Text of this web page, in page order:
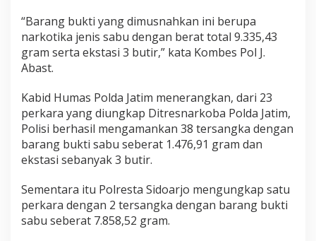
“Barang bukti yang dimusnahkan ini berupa
narkotika jenis sabu dengan berat total 9.335,43
gram serta ekstasi 3 butir,” kata Kombes Pol J.
Abast.
Kabid Humas Polda Jatim menerangkan, dari 23
perkara yang diungkap Ditresnarkoba Polda Jatim,
Polisi berhasil mengamankan 38 tersangka dengan
barang bukti sabu seberat 1.476,91 gram dan
ekstasi sebanyak 3 butir.
Sementara itu Polresta Sidoarjo mengungkap satu
perkara dengan 2 tersangka dengan barang bukti
sabu seberat 7.858,52 gram.